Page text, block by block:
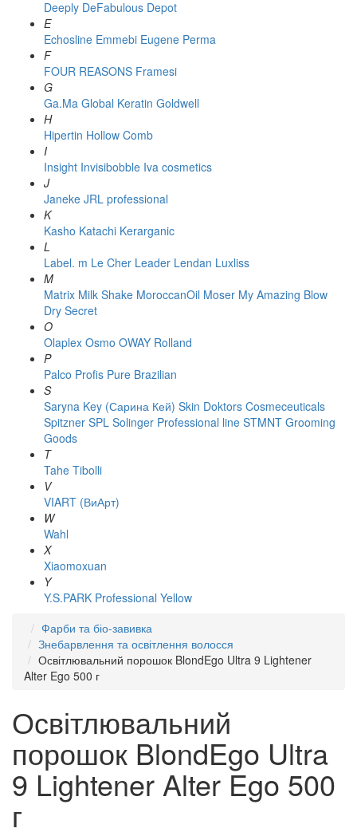
Deeply DeFabulous Depot
E
Echosline Emmebi Eugene Perma
F
FOUR REASONS Framesi
G
Ga.Ma Global Keratin Goldwell
H
Hipertin Hollow Comb
I
Insight Invisibobble Iva cosmetics
J
Janeke JRL professional
K
Kasho Katachi Kerarganic
L
Label. m Le Cher Leader Lendan Luxliss
M
Matrix Milk Shake MoroccanOil Moser My Amazing Blow
Dry Secret
O
Olaplex Osmo OWAY Rolland
P
Palco Profis Pure Brazilian
S
Saryna Key (Сарина Кей) Skin Doktors Cosmeceuticals
Spitzner SPL Solinger Professional line STMNT Grooming
Goods
T
Tahe Tibolli
V
VIART (ВиАрт)
W
Wahl
X
Xiaomoxuan
Y
Y.S.PARK Professional Yellow
Фарби та біо-завивка
Знебарвлення та освітлення волосся
Освітлювальний порошок BlondEgo Ultra 9 Lightener
Alter Ego 500 г
Освітлювальний
порошок BlondEgo Ultra
9 Lightener Alter Ego 500
г